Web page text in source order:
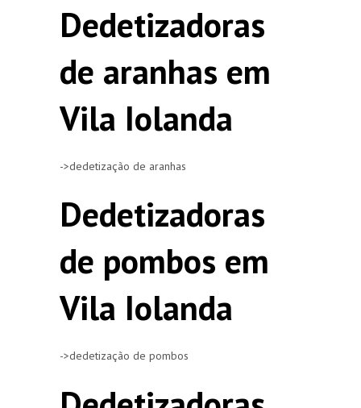
Dedetizadoras
de aranhas em
Vila Iolanda
->dedetização de aranhas
Dedetizadoras
de pombos em
Vila Iolanda
->dedetização de pombos